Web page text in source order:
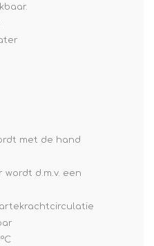
met de hand
d.m.v. een